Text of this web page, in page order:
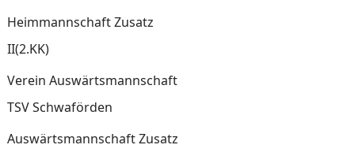
Heimmannschaft Zusatz
II(2.KK)
Verein Auswärtsmannschaft
TSV Schwaförden
Auswärtsmannschaft Zusatz